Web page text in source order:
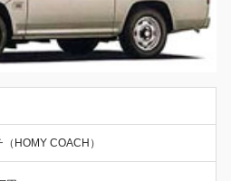
HOMY COACH）